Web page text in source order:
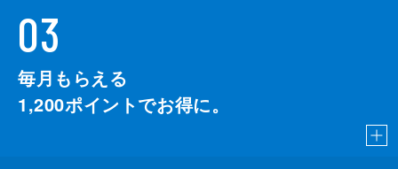
03
毎月もらえる
1,200ポイントでお得に。